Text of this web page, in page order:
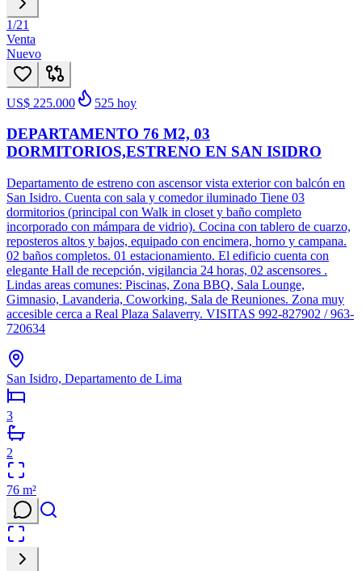
1/21
Venta
Nuevo
US$ 225.000 525 hoy
DEPARTAMENTO 76 M2, 03
DORMITORIOS,ESTRENO EN SAN ISIDRO
Departamento de estreno con ascensor vista exterior con balcón en
San Isidro. Cuenta con sala y comedor iluminado Tiene 03
dormitorios (principal con Walk in closet y baño completo
incorporado con mámpara de vidrio). Cocina con tablero de cuarzo,
reposteros altos y bajos, equipado con encimera, horno y campana.
02 baños completos. 01 estacionamiento. El edificio cuenta con
elegante Hall de recepción, vigilancia 24 horas, 02 ascensores .
Lindas areas comunes: Piscinas, Zona BBQ, Sala Lounge,
Gimnasio, Lavanderia, Coworking, Sala de Reuniones. Zona muy
accesible cerca a Real Plaza Salaverry. VISITAS 992-827902 / 963-
720634
San Isidro, Departamento de Lima
3
2
76 m²